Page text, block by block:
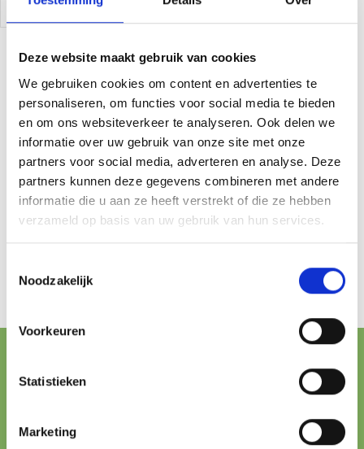
Deze website maakt gebruik van cookies
We gebruiken cookies om content en advertenties te
personaliseren, om functies voor social media te bieden
en om ons websiteverkeer te analyseren. Ook delen we
informatie over uw gebruik van onze site met onze
partners voor social media, adverteren en analyse. Deze
partners kunnen deze gegevens combineren met andere
informatie die u aan ze heeft verstrekt of die ze hebben
verzameld op basis van uw gebruik van hun services.
Noodzakelijk
Voorkeuren
Statistieken
Marketing
Immunity, Energy &
Antioxidant Support
Immunity & Energy
All major methods